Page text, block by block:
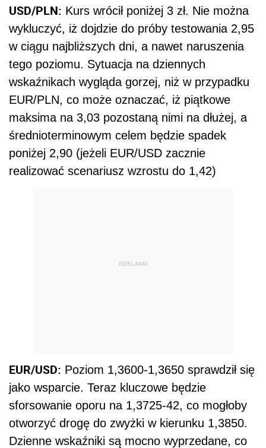
USD/PLN: Kurs wrócił poniżej 3 zł. Nie można
wykluczyć, iż dojdzie do próby testowania 2,95
w ciągu najbliższych dni, a nawet naruszenia
tego poziomu. Sytuacja na dziennych
wskaźnikach wygląda gorzej, niż w przypadku
EUR/PLN, co może oznaczać, iż piątkowe
maksima na 3,03 pozostaną nimi na dłużej, a
średnioterminowym celem będzie spadek
poniżej 2,90 (jeżeli EUR/USD zacznie
realizować scenariusz wzrostu do 1,42)
REKLAMA
EUR/USD: Poziom 1,3600-1,3650 sprawdził się
jako wsparcie. Teraz kluczowe będzie
sforsowanie oporu na 1,3725-42, co mogłoby
otworzyć drogę do zwyżki w kierunku 1,3850.
Dzienne wskaźniki są mocno wyprzedane, co